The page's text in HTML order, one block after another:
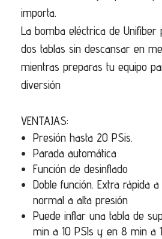
importa.
La bomba eléctrica de Unifiber
dos tablas sin descansar en
mientras preparas tu equipo
diversión
VENTAJAS:
Presión hasta 20 PSis.
Parada automática
Función de desinflado
Doble función. Extra rápida
normal a alta presión
Puede inflar una tabla de
min a 10 PSIs y en 8 min a